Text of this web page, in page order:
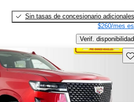
Sin tasas de concesionario adicionales
$260/mes
Verif. disponibilidad